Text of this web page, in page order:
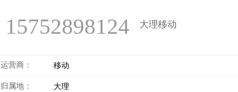
15752898124 大理移动
运营商： 移动
归属地： 大理